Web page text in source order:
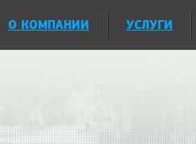
О КОМПАНИИ УСЛУГИ